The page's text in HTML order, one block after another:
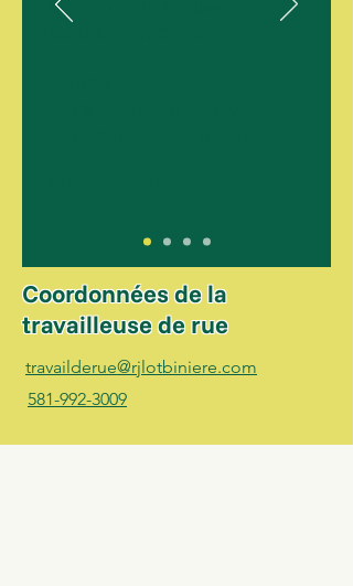
455 route de l'Église,
Coordonnées de la
travailleuse de rue
travailderue@rjlotbiniere.com
581-992-3009